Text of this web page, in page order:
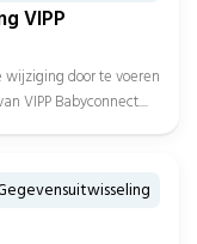
VIPP
door te voeren
VIPP Babyconnect....